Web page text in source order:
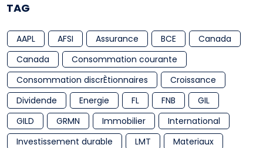
TAG
AAPL AFSI Assurance BCE
Canada
Canada
Consommation courante
Consommation discrÈtionnaires
Croissance
Dividende
Energie FL FNB
GIL
GILD
GRMN Immobilier
International
Investissement durable
LMT
Materiaux